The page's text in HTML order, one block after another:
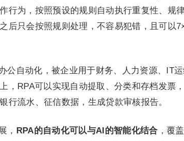
行为，按照预设的规则自动执行重复性、规
后只会按照规则处理，不容易犯错，且可以
公自动化，被企业用于财务、人力资源、IT
，RPA可以实现自动提取、分类和存档发票
行流水、征信数据，生成贷款审核报告。
， RPA的自动化可以与AI的智能化结合 ，覆